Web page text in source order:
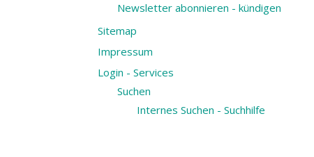
Newsletter abonnieren - kündigen
Sitemap
Impressum
Login - Services
Suchen
Internes Suchen - Suchhilfe